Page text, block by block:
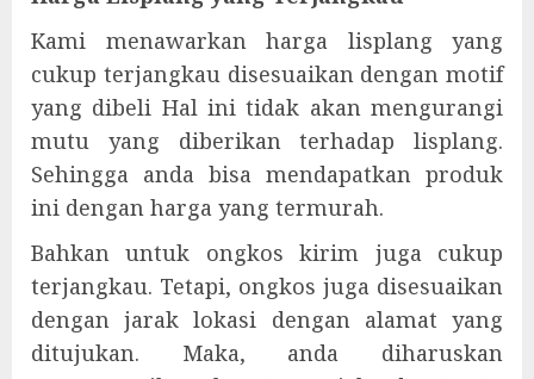
Kami menawarkan harga lisplang yang
cukup terjangkau disesuaikan dengan motif
yang dibeli Hal ini tidak akan mengurangi
mutu yang diberikan terhadap lisplang.
Sehingga anda bisa mendapatkan produk
ini dengan harga yang termurah.
Bahkan untuk ongkos kirim juga cukup
terjangkau. Tetapi, ongkos juga disesuaikan
dengan jarak lokasi dengan alamat yang
ditujukan. Maka, anda diharuskan